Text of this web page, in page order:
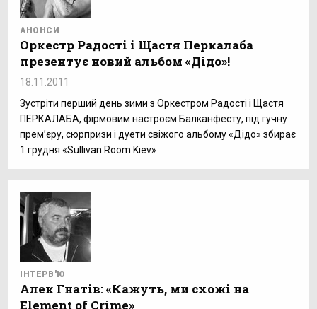
АНОНСИ
Оркестр Радості і Щастя Перкалаба
презентує новий альбом «Дідо»!
18.11.2011
Зустріти перший день зими з Оркестром Радості і Щастя
ПЕРКАЛАБА, фірмовим настроєм Балканфесту, під гучну
прем’єру, сюрпризи і дуети свіжого альбому «Дідо» збирає
1 грудня «Sullivan Room Kiev»
ІНТЕРВ'Ю
Алек Гнатів: «Кажуть, ми схожі на
Element of Crime»